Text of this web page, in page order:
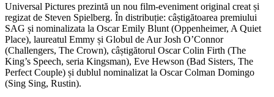
Universal Pictures prezintă un nou film-eveniment original creat și
regizat de Steven Spielberg. În distribuție: câștigătoarea premiului
SAG și nominalizata la Oscar Emily Blunt (Oppenheimer, A Quiet
Place), laureatul Emmy și Globul de Aur Josh O’Connor
(Challengers, The Crown), câștigătorul Oscar Colin Firth (The
King’s Speech, seria Kingsman), Eve Hewson (Bad Sisters, The
Perfect Couple) și dublul nominalizat la Oscar Colman Domingo
(Sing Sing, Rustin).